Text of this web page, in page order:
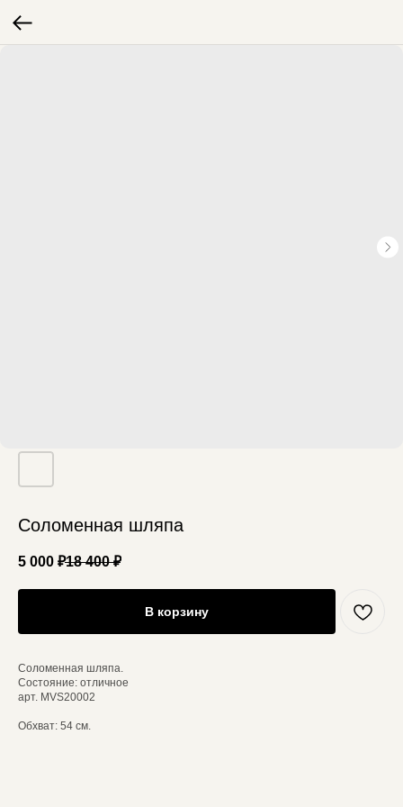
Соломенная шляпа
5 000 ₽18 400 ₽
В корзину
Соломенная шляпа.
Состояние: отличное
арт. MVS20002
Обхват: 54 см.